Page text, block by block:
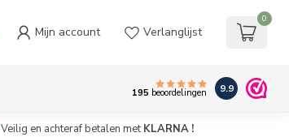
Mijn account Verlanglijst
0
195 beoordelingen 9.9
Veilig en achteraf betalen met KLARNA !